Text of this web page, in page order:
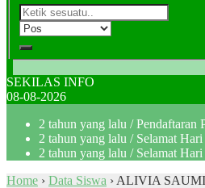
SEKILAS INFO
08-08-2026
2 tahun yang lalu / Pendaftaran
2 tahun yang lalu / Selamat
2 tahun yang lalu / Selamat
Home › Data Siswa › ALIVIA